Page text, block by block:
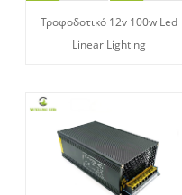
Τροφοδοτικό 12v 100w Led
Linear Lighting